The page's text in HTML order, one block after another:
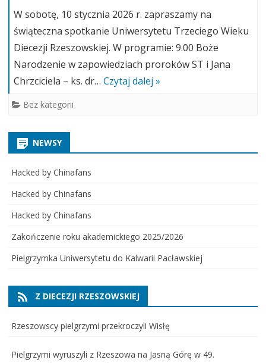
W sobotę, 10 stycznia 2026 r. zapraszamy na
świąteczna spotkanie Uniwersytetu Trzeciego Wieku
Diecezji Rzeszowskiej. W programie: 9.00 Boże
Narodzenie w zapowiedziach proroków ST i Jana
Chrzciciela – ks. dr… Czytaj dalej »
Bez kategorii
NEWSY
Hacked by Chinafans
Hacked by Chinafans
Hacked by Chinafans
Zakończenie roku akademickiego 2025/2026
Pielgrzymka Uniwersytetu do Kalwarii Pacławskiej
Z DIECEZJI RZESZOWSKIEJ
Rzeszowscy pielgrzymi przekroczyli Wisłę
Pielgrzymi wyruszyli z Rzeszowa na Jasną Górę w 49.